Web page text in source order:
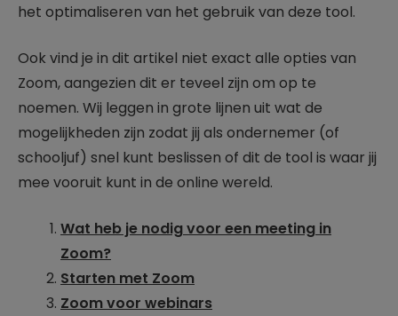
het optimaliseren van het gebruik van deze tool.
Ook vind je in dit artikel niet exact alle opties van
Zoom, aangezien dit er teveel zijn om op te
noemen. Wij leggen in grote lijnen uit wat de
mogelijkheden zijn zodat jij als ondernemer (of
schooljuf) snel kunt beslissen of dit de tool is waar jij
mee vooruit kunt in de online wereld.
Wat heb je nodig voor een meeting in
Zoom?
Starten met Zoom
Zoom voor webinars